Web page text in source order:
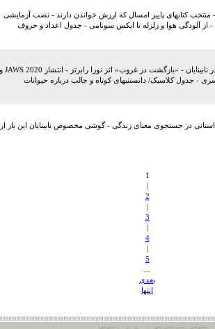
منتخب کتابهای پاییز امسال که ارزش خواندن دارند - نصب آزمایشی
- از آلودگی هوا و زلزله تا ایکس سونامی - جدول اعداد و حروف
کوچک زیباست یا بزرگ؟ - مصداق سقط درمانی در نابینایان - «بازگشت در غروب» اثر نورا رابرتز - انتشار JAWS 2020 و
- جدول کلاسیک/ دانستنیهای کوتاه و جالب درباره حیوانات
در جستجوی معنای زندگی - گوشی مخصوص نابینایان این بار از
1
|
2
|
3
|
4
|
5
بعدی
انتها